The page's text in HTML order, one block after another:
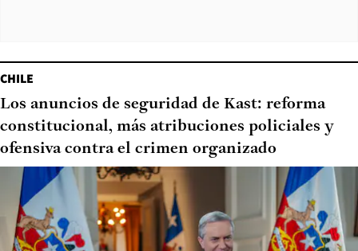
CHILE
Los anuncios de seguridad de Kast: reforma
constitucional, más atribuciones policiales y
ofensiva contra el crimen organizado